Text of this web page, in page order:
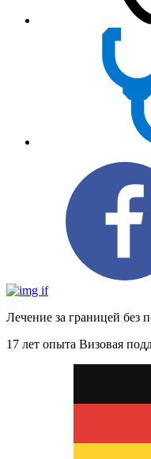
Лечение за границей без
17 лет опыта Визовая